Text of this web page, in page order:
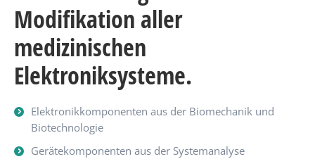
Modifikation aller
medizinischen
Elektroniksysteme.
Elektronikkomponenten aus der Biomechanik und
Biotechnologie
Gerätekomponenten aus der Systemanalyse